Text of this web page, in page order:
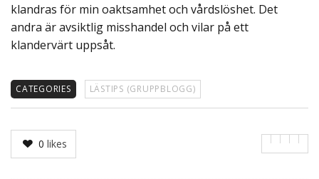
klandras för min oaktsamhet och vårdslöshet. Det
andra är avsiktlig misshandel och vilar på ett
klandervärt uppsåt.
CATEGORIES LÄSTIPS (GRUPPBLOGG)
0 likes